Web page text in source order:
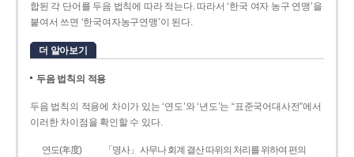
합된 각 단어를 두음 법칙에 따라 적는다. 따라서 ‘한국 여자 농구 연맹’을
붙여서 쓰면 ‘한국여자농구연맹’이 된다.
더 알아보기
두음 법칙의 적용
두음 법칙의 적용에 차이가 있는 ‘연도’와 ‘년도’는 “표준국어대사전”에서
이러한 차이점을 확인할 수 있다.
연도(年度)
「명사」 사무나 회계 결산 따위의 처리를 위하여 편의